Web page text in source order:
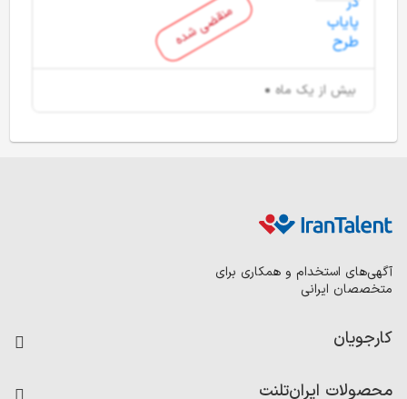
منقضی شده
بیش از یک ماه
آگهی‌های استخدام و همکاری برای
متخصصان ایرانی
کارجویان
محصولات ایران‌تلنت